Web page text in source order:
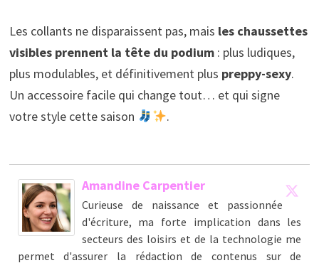
Les collants ne disparaissent pas, mais les chaussettes
visibles prennent la tête du podium: plus ludiques,
plus modulables, et définitivement plus preppy-sexy.
Un accessoire facile qui change tout… et qui signe
votre style cette saison
.
Amandine Carpentier
Curieuse de naissance et passionnée
d'écriture, ma forte implication dans les
secteurs des loisirs et de la technologie me
permet d'assurer la rédaction de contenus sur de